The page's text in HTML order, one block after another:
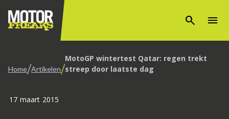
search menu
Home/Artikelen/MotoGP wintertest Qatar: regen trekt
streep door laatste dag
17 maart 2015